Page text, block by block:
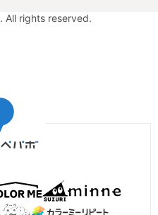
All rights reserved.